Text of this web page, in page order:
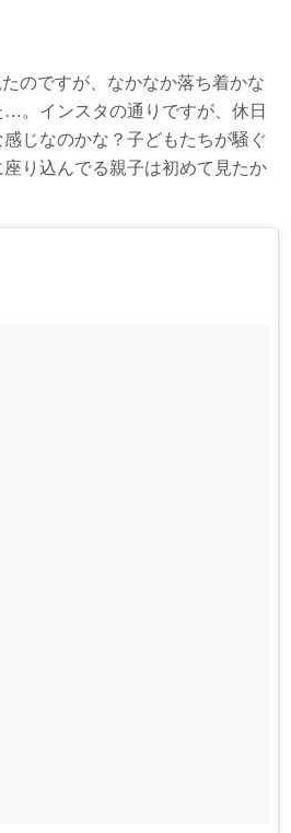
のですが、なかなか落ち着かな
。インスタの通りですが、休日
じなのかな？子どもたちが騒ぐ
り込んでる親子は初めて見たか